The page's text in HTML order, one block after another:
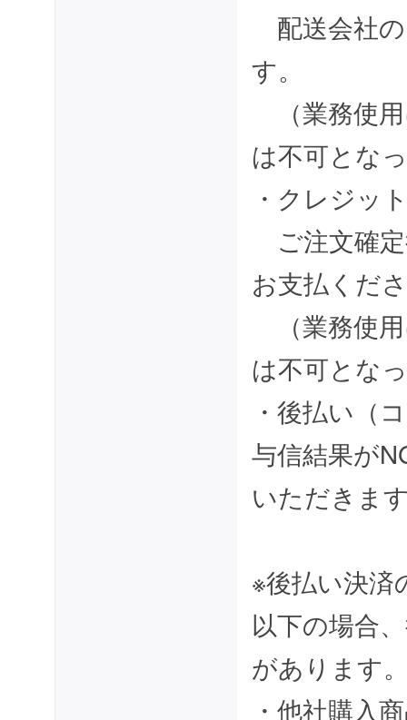
配送会社
す。
（業務使
は不可とな
・クレジッ
ご注文確
お支払くだ
（業務使
は不可とな
・後払い（
与信結果が
いただきま
※後払い決済
以下の場合
があります
・他社購入